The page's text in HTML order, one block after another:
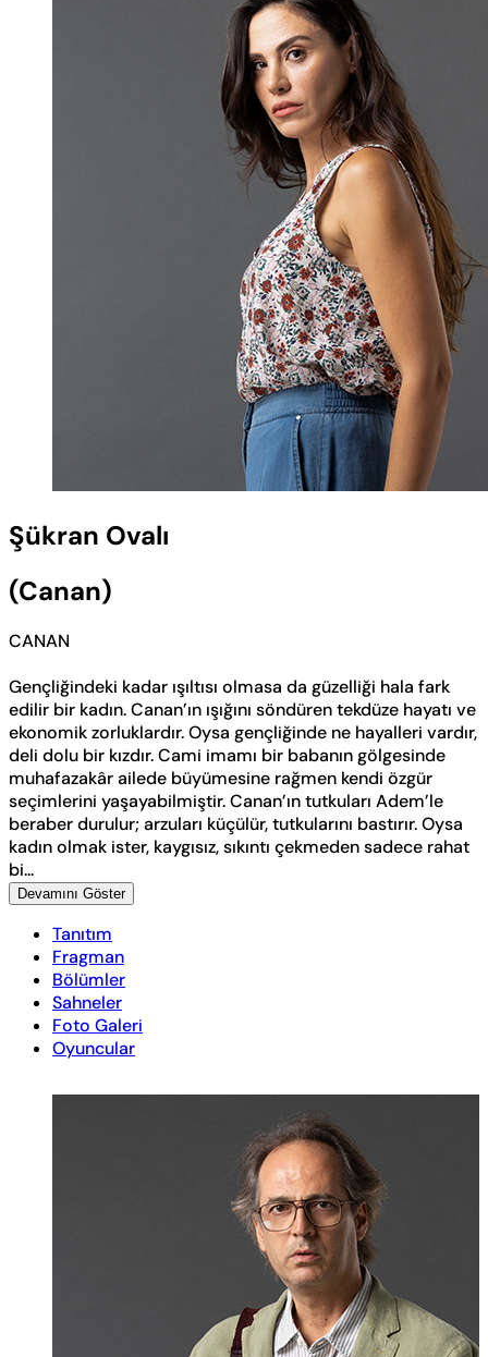
Şükran Ovalı
(Canan)
CANAN
Gençliğindeki kadar ışıltısı olmasa da güzelliği hala fark
edilir bir kadın. Canan’ın ışığını söndüren tekdüze hayatı ve
ekonomik zorluklardır. Oysa gençliğinde ne hayalleri vardır,
deli dolu bir kızdır. Cami imamı bir babanın gölgesinde
muhafazakâr ailede büyümesine rağmen kendi özgür
seçimlerini yaşayabilmiştir. Canan’ın tutkuları Adem’le
beraber durulur; arzuları küçülür, tutkularını bastırır. Oysa
kadın olmak ister, kaygısız, sıkıntı çekmeden sadece rahat
bi...
Devamını Göster
Tanıtım
Fragman
Bölümler
Sahneler
Foto Galeri
Oyuncular